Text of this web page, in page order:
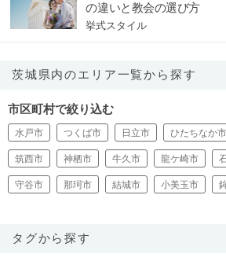
の違いと教会の選び方
挙式スタイル
茨城県内のエリア一覧から探す
市区町村で絞り込む
水戸市 つくば市 日立市 ひたちなか市
筑西市 神栖市 牛久市 龍ケ崎市
守谷市 那珂市 結城市 小美玉市
タグから探す